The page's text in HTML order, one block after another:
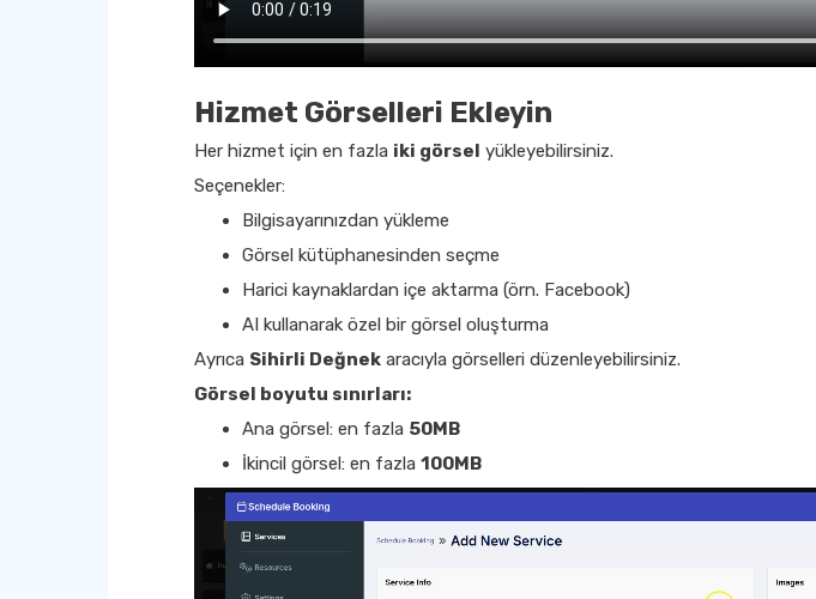
Hizmet Görselleri Ekleyin
Her hizmet için en fazla iki görsel yükleyebilirsiniz.
Seçenekler:
Bilgisayarınızdan yükleme
Görsel kütüphanesinden seçme
Harici kaynaklardan içe aktarma (örn. Facebook)
AI kullanarak özel bir görsel oluşturma
Ayrıca Sihirli Değnek aracıyla görselleri düzenleyebilirsiniz.
Görsel boyutu sınırları:
Ana görsel: en fazla 50MB
İkincil görsel: en fazla 100MB